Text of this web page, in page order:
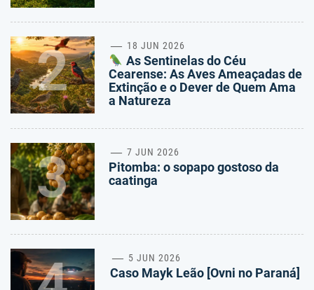
2 18 JUN 2026
As Sentinelas do Céu
Cearense: As Aves Ameaçadas de
Extinção e o Dever de Quem Ama
a Natureza
3 7 JUN 2026
Pitomba: o sopapo gostoso da
caatinga
5 JUN 2026
Caso Mayk Leão [Ovni no Paraná]